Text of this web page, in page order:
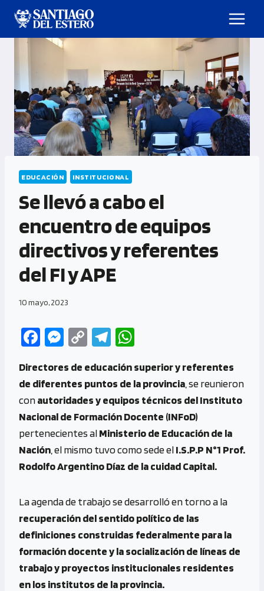
EDUCACIÓN INSTITUCIONAL
Se llevó a cabo el
encuentro de equipos
directivos y referentes
del FI y APE
10 mayo, 2023
Fa
b
o
o
k
M
se
n
g
er
C
py
Li
n
k
Te
gr
a
m
at
s
A
p
p
Directores de educación superior y referentes
de diferentes puntos de la provincia , se reunieron
conautoridades y equipos técnicos del Instituto
Nacional de Formación Docente (INFoD)
pertenecientes alMinisterio de Educación de la
Nación , el mismo tuvo como sede elI.S.P.P N°1 Prof.
Rodolfo Argentino Díaz de la cuidad Capital.
La agenda de trabajo se desarrolló en torno a la
recuperación del sentido político de las
definiciones construidas federalmente para la
formación docente y la socialización de líneas de
trabajo y proyectos institucionales residentes
en los institutos de la provincia.